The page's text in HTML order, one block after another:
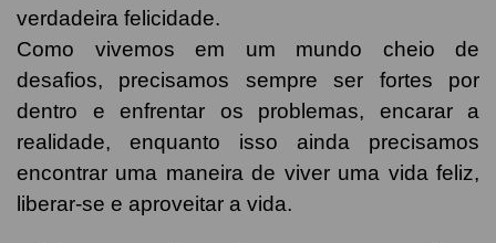
verdadeira felicidade.
Como vivemos em um mundo cheio de
desafios, precisamos sempre ser fortes por
dentro e enfrentar os problemas, encarar a
realidade, enquanto isso ainda precisamos
encontrar uma maneira de viver uma vida feliz,
liberar-se e aproveitar a vida.